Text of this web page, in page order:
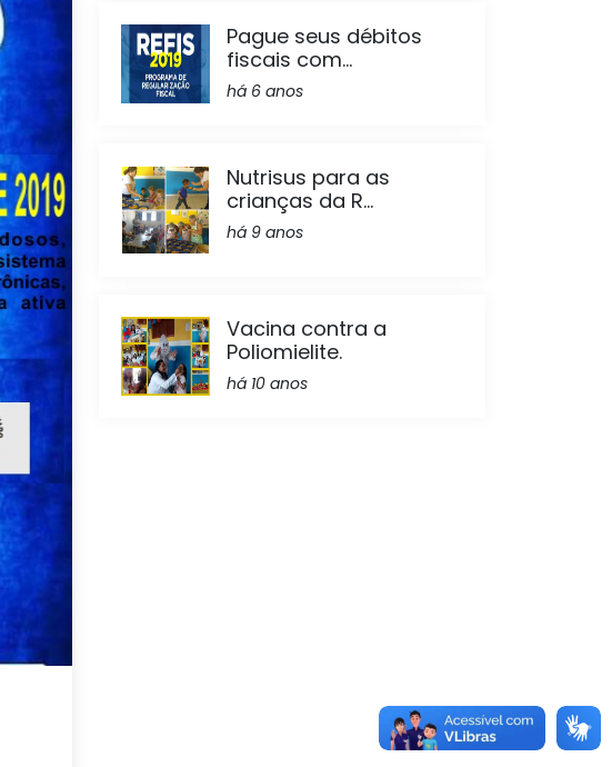
Pague seus débitos
fiscais com...
há 6 anos
Nutrisus para as
crianças da R...
há 9 anos
Vacina contra a
Poliomielite.
há 10 anos